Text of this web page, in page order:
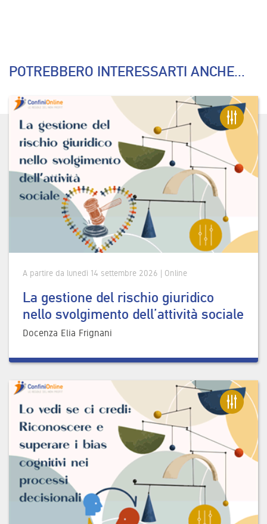
POTREBBERO INTERESSARTI ANCHE...
A partire da lunedì 14 settembre 2026 | Online
La gestione del rischio giuridico
nello svolgimento dell’attività sociale
Docenza Elia Frignani